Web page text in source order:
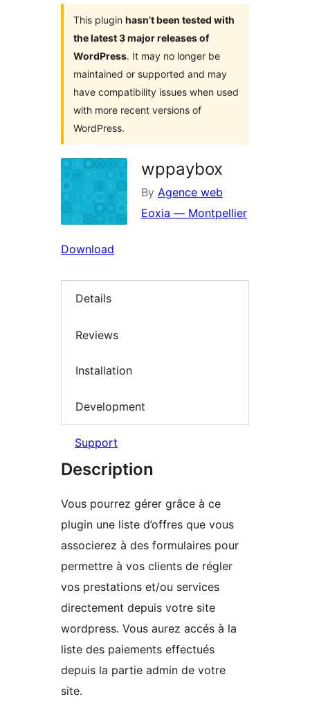
This plugin hasn’t been tested with
the latest 3 major releases of
WordPress. It may no longer be
maintained or supported and may
have compatibility issues when used
with more recent versions of
WordPress.
wppaybox
By Agence web
Eoxia — Montpellier
Download
Details
Reviews
Installation
Development
Support
Description
Vous pourrez gérer grâce à ce
plugin une liste d’offres que vous
associerez à des formulaires pour
permettre à vos clients de régler
vos prestations et/ou services
directement depuis votre site
wordpress. Vous aurez accés à la
liste des paiements effectués
depuis la partie admin de votre
site.